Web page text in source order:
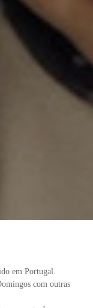
em Portugal.
com outras